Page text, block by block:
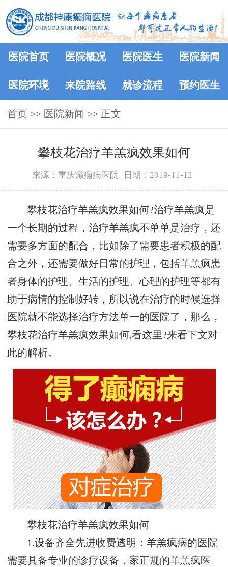
医院首页 医院概况 医院医生 医院新闻
医院环境 来院路线 就诊流程 预约医生
首页 >> 医院新闻 >> 正文
攀枝花治疗羊羔疯效果如何
来源：重庆癫痫病医院 日期：2019-11-12
攀枝花治疗羊羔疯效果如何?治疗羊羔疯是
一个长期的过程，治疗羊羔疯不单单是治疗，还
需要多方面的配合，比如除了需要患者积极的配
合之外，还需要做好日常的护理，包括羊羔疯患
者身体的护理、生活的护理、心理的护理等都有
助于病情的控制好转，所以说在治疗的时候选择
医院就不能选择治疗方法单一的医院了，那么，
攀枝花治疗羊羔疯效果如何,看这里?来看下文对
此的解析。
攀枝花治疗羊羔疯效果如何
1.设备齐全先进收费透明：羊羔疯病的医院
需要具备专业的诊疗设备，家正规的羊羔疯医